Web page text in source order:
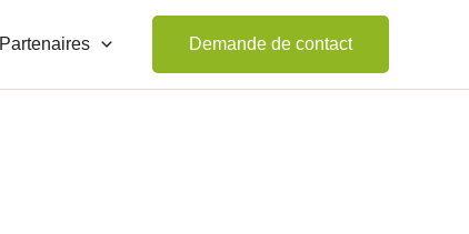
Partenaires Demande de contact